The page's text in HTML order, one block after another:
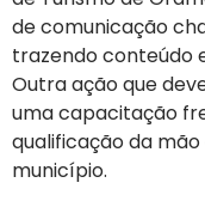
de comunicação
trazendo conteúdo
Outra ação que
uma capacitação
qualificação da
município.